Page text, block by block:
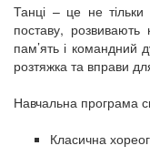
Танці – це не
поставу, розвивають
пам’ять і командний
розтяжка та вправи
Навчальна програма
Класична